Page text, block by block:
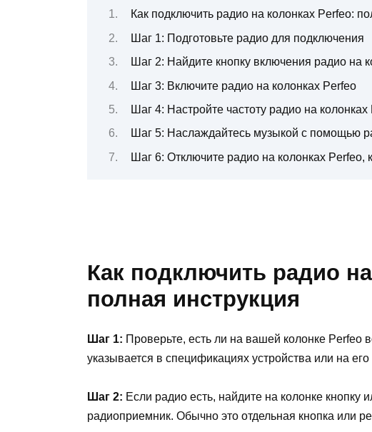
Как подключить радио на колонках Perfeo:
Шаг 1: Подготовьте радио для подключения
Шаг 2: Найдите кнопку включения радио на
Шаг 3: Включите радио на колонках Perfeo
Шаг 4: Настройте частоту радио на колонках
Шаг 5: Наслаждайтесь музыкой с помощью
Шаг 6: Отключите радио на колонках Perfeo,
Как подключить радио
полная инструкция
Шаг 1: Проверьте, есть ли на вашей колонке
указывается в спецификациях устройства или на его
Шаг 2: Если радио есть, найдите на колонке кнопку
радиоприемник. Обычно это отдельная кнопка или